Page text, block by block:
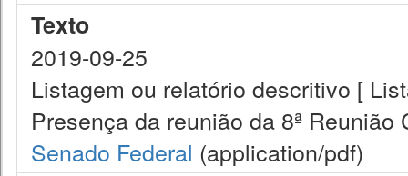
Texto
2019-09-25
Listagem ou relatório descritivo [
Presença da reunião da 8ª Reunião
Senado Federal (application/pdf)